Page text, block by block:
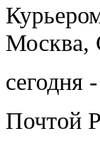
Москва,
сегодня
Почтой